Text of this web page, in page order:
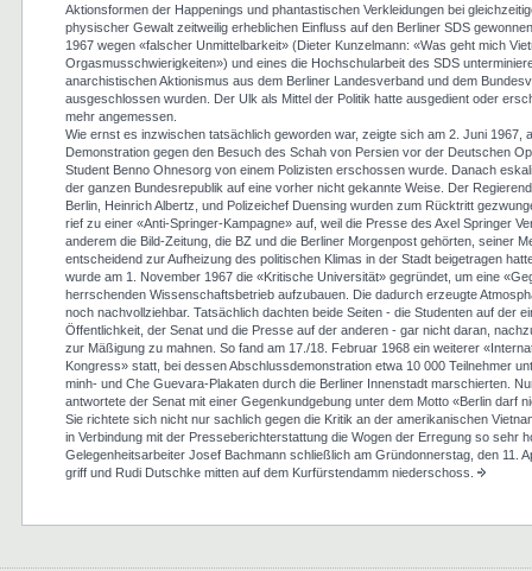
Aktionsformen der Happenings und phantastischen Verkleidungen bei
physischer Gewalt zeitweilig erheblichen Einfluss auf den Berliner SDS
1967 wegen «falscher Unmittelbarkeit» (Dieter Kunzelmann: «Was geht mich
Orgasmusschwierigkeiten») und eines die Hochschularbeit des SDS
anarchistischen Aktionismus aus dem Berliner Landesverband und dem
ausgeschlossen wurden. Der Ulk als Mittel der Politik hatte ausgedient oder
mehr angemessen.
Wie ernst es inzwischen tatsächlich geworden war, zeigte sich am 2. Juni 1967,
Demonstration gegen den Besuch des Schah von Persien vor der Deutschen
Student Benno Ohnesorg von einem Polizisten erschossen wurde. Danach
der ganzen Bundesrepublik auf eine vorher nicht gekannte Weise. Der
Berlin, Heinrich Albertz, und Polizeichef Duensing wurden zum Rücktritt
rief zu einer «Anti-Springer-Kampagne» auf, weil die Presse des Axel Springer
anderem die Bild-Zeitung, die BZ und die Berliner Morgenpost gehörten, seiner
entscheidend zur Aufheizung des politischen Klimas in der Stadt beigetragen
wurde am 1. November 1967 die «Kritische Universität» gegründet, um eine
herrschenden Wissenschaftsbetrieb aufzubauen. Die dadurch erzeugte
noch nachvollziehbar. Tatsächlich dachten beide Seiten - die Studenten auf der
Öffentlichkeit, der Senat und die Presse auf der anderen - gar nicht daran,
zur Mäßigung zu mahnen. So fand am 17./18. Februar 1968 ein weiterer
Kongress» statt, bei dessen Abschlussdemonstration etwa 10 000 Teilnehmer
minh- und Che Guevara-Plakaten durch die Berliner Innenstadt marschierten.
antwortete der Senat mit einer Gegenkundgebung unter dem Motto «Berlin darf
Sie richtete sich nicht nur sachlich gegen die Kritik an der amerikanischen
in Verbindung mit der Presseberichterstattung die Wogen der Erregung so sehr
Gelegenheitsarbeiter Josef Bachmann schließlich am Gründonnerstag, den 11.
griff und Rudi Dutschke mitten auf dem Kurfürstendamm niederschoss.